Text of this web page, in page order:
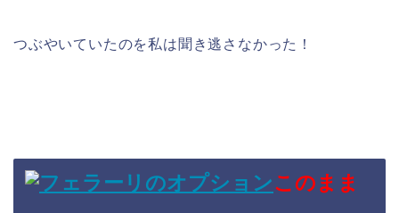
つぶやいていたのを私は聞き逃さなかった！
このまま